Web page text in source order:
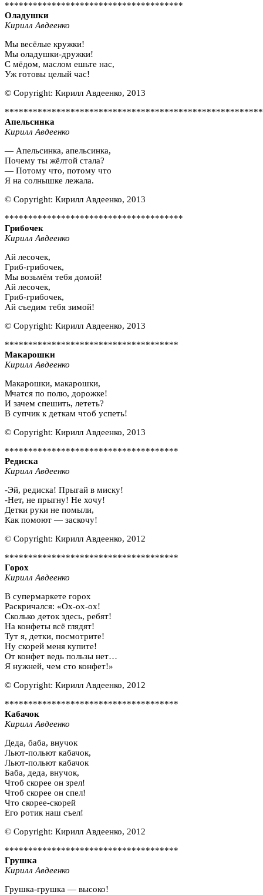
**************************************
Оладушки
Кирилл Авдеенко
Мы весёлые кружки!
Мы оладушки-дружки!
С мёдом, маслом ешьте нас,
Уж готовы целый час!
© Copyright: Кирилл Авдеенко, 2013
Апельсинка
Кирилл Авдеенко
— Апельсинка, апельсинка,
Почему ты жёлтой стала?
— Потому что, потому что
Я на солнышке лежала.
© Copyright: Кирилл Авдеенко, 2013
**************************************
Грибочек
Кирилл Авдеенко
Ай лесочек,
Гриб-грибочек,
Мы возьмём тебя домой!
Ай лесочек,
Гриб-грибочек,
Ай съедим тебя зимой!
© Copyright: Кирилл Авдеенко, 2013
*************************************
Макарошки
Кирилл Авдеенко
Макарошки, макарошки,
Мчатся по полю, дорожке!
И зачем спешить, лететь?
В супчик к деткам чтоб успеть!
© Copyright: Кирилл Авдеенко, 2013
*************************************
Редиска
Кирилл Авдеенко
-Эй, редиска! Прыгай в миску!
-Нет, не прыгну! Не хочу!
Детки руки не помыли,
Как помоют — заскочу!
© Copyright: Кирилл Авдеенко, 2012
*************************************
Горох
Кирилл Авдеенко
В супермаркете горох
Раскричался: «Ох-ох-ох!
Сколько деток здесь, ребят!
На конфеты всё глядят!
Тут я, детки, посмотрите!
Ну скорей меня купите!
От конфет ведь пользы нет…
Я нужней, чем сто конфет!»
© Copyright: Кирилл Авдеенко, 2012
*************************************
Кабачок
Кирилл Авдеенко
Деда, баба, внучок
Льют-польют кабачок,
Льют-польют кабачок
Баба, деда, внучок,
Чтоб скорее он зрел!
Чтоб скорее он спел!
Что скорее-скорей
Его ротик наш съел!
© Copyright: Кирилл Авдеенко, 2012
*************************************
Грушка
Кирилл Авдеенко
Грушка-грушка — высоко!